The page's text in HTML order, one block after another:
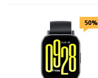
50%